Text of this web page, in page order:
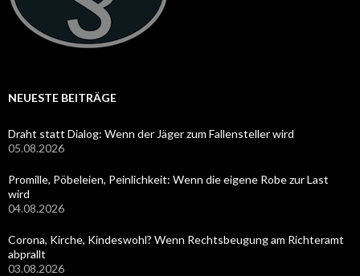
NEUESTE BEITRÄGE
Draht statt Dialog: Wenn der Jäger zum Fallensteller wird
05.08.2026
Promille, Pöbeleien, Peinlichkeit: Wenn die eigene Robe zur Last
wird
04.08.2026
Corona, Kirche, Kindeswohl? Wenn Rechtsbeugung am Richteramt
abprallt
03.08.2026